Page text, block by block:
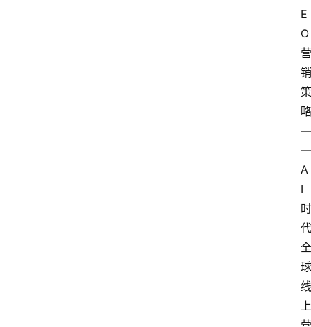
E
O
营
销
策
略
—
—
A
I
时
代
全
球
线
上